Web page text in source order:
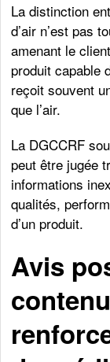
La distinction
d’air n’est pas
amenant le
produit capable
reçoit souvent
que l’air.
La DGCCRF
peut être jugée
informations
qualités,
d’un produit.
Avis